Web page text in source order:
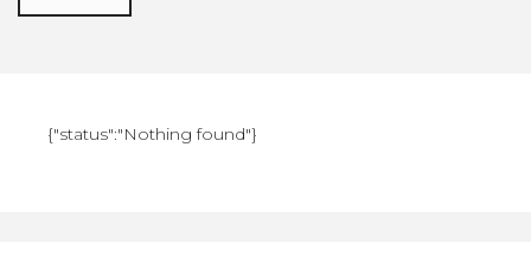
{"status":"Nothing found"}